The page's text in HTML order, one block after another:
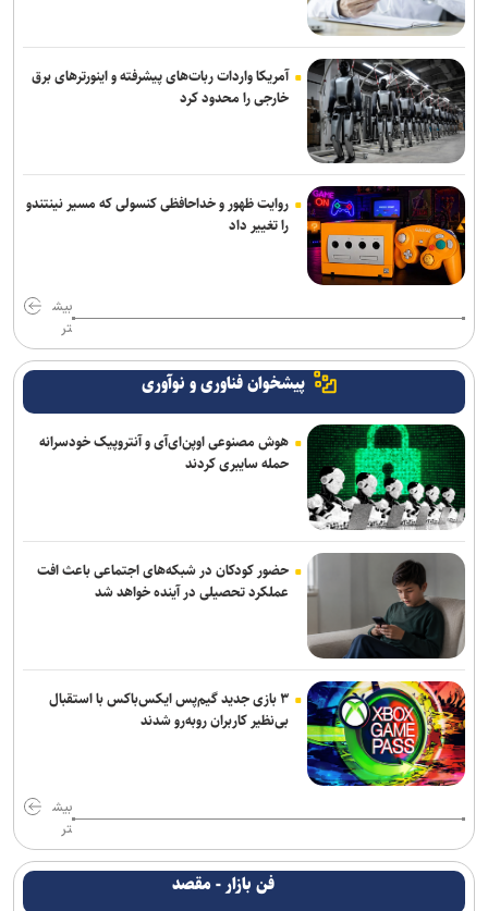
آمریکا واردات ربات‌های پیشرفته و اینورترهای برق
خارجی را محدود کرد
روایت ظهور و خداحافظی کنسولی که مسیر نینتندو
را تغییر داد
بیش
تر
پیشخوان فناوری و نوآوری
هوش مصنوعی اوپن‌ای‌آی و آنتروپیک خودسرانه
حمله سایبری کردند
حضور کودکان در شبکه‌های اجتماعی باعث افت
عملکرد تحصیلی در آینده خواهد شد
۳ بازی جدید گیم‌پس ایکس‌باکس با استقبال
بی‌نظیر کاربران روبه‌رو شدند
بیش
تر
فن بازار - مقصد